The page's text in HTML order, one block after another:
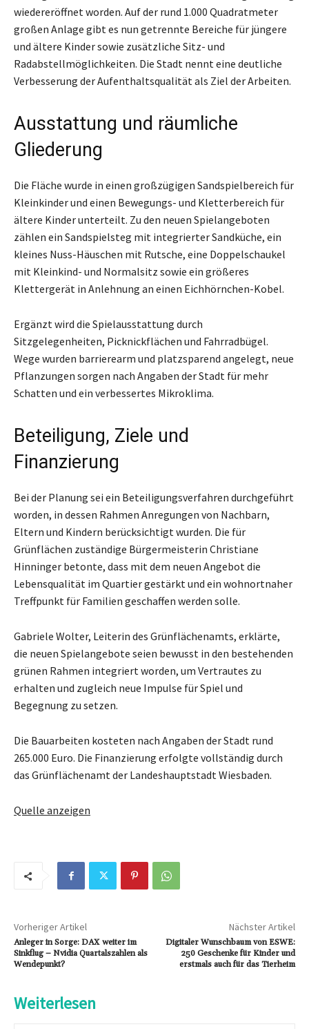
wiedereröffnet worden. Auf der rund 1.000 Quadratmeter
großen Anlage gibt es nun getrennte Bereiche für jüngere
und ältere Kinder sowie zusätzliche Sitz- und
Radabstellmöglichkeiten. Die Stadt nennt eine deutliche
Verbesserung der Aufenthaltsqualität als Ziel der Arbeiten.
Ausstattung und räumliche
Gliederung
Die Fläche wurde in einen großzügigen Sandspielbereich für
Kleinkinder und einen Bewegungs- und Kletterbereich für
ältere Kinder unterteilt. Zu den neuen Spielangeboten
zählen ein Sandspielsteg mit integrierter Sandküche, ein
kleines Nuss-Häuschen mit Rutsche, eine Doppelschaukel
mit Kleinkind- und Normalsitz sowie ein größeres
Klettergerät in Anlehnung an einen Eichhörnchen-Kobel.
Ergänzt wird die Spielausstattung durch
Sitzgelegenheiten, Picknickflächen und Fahrradbügel.
Wege wurden barrierearm und platzsparend angelegt, neue
Pflanzungen sorgen nach Angaben der Stadt für mehr
Schatten und ein verbessertes Mikroklima.
Beteiligung, Ziele und
Finanzierung
Bei der Planung sei ein Beteiligungsverfahren durchgeführt
worden, in dessen Rahmen Anregungen von Nachbarn,
Eltern und Kindern berücksichtigt wurden. Die für
Grünflächen zuständige Bürgermeisterin Christiane
Hinninger betonte, dass mit dem neuen Angebot die
Lebensqualität im Quartier gestärkt und ein wohnortnaher
Treffpunkt für Familien geschaffen werden solle.
Gabriele Wolter, Leiterin des Grünflächenamts, erklärte,
die neuen Spielangebote seien bewusst in den bestehenden
grünen Rahmen integriert worden, um Vertrautes zu
erhalten und zugleich neue Impulse für Spiel und
Begegnung zu setzen.
Die Bauarbeiten kosteten nach Angaben der Stadt rund
265.000 Euro. Die Finanzierung erfolgte vollständig durch
das Grünflächenamt der Landeshauptstadt Wiesbaden.
Quelle anzeigen
Vorheriger Artikel
Anleger in Sorge: DAX weiter im
Sinkflug – Nvidia Quartalszahlen als
Wendepunkt?
Nächster Artikel
Digitaler Wunschbaum von ESWE:
250 Geschenke für Kinder und
erstmals auch für das Tierheim
Weiterlesen